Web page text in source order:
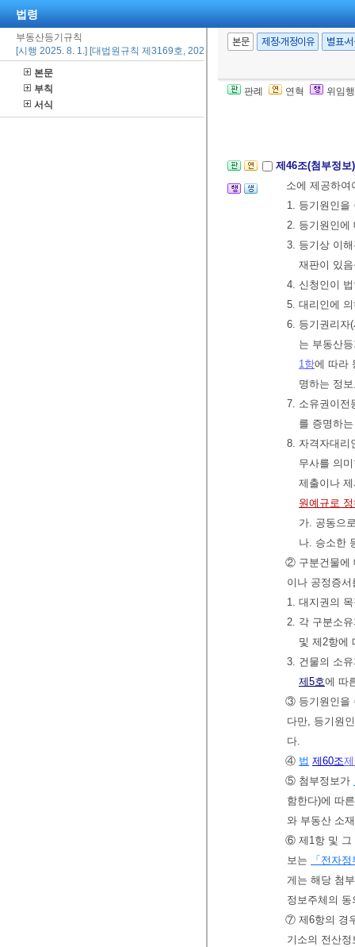
법령
부동산등기규칙
[시행 2025. 8. 1.] [대법원규칙 제3169호, 2024. 11. 29., 일부개정]
본문
부칙
서식
본문 제정·개정이유 별표·
판례 연혁 위임
으로 등기소
등기를 신청
⑤ 등록면허세
제46조(첨부정
소에 제공하
1. 등기원인을
2. 등기원인에
3. 등기상 이
재판이 있
4. 신청인이
5. 대리인에
6. 등기권리자
는 부동산
1항에 따라
명하는 정
7. 소유권이전
를 증명하
8. 자격자대리
무사를 의
제출이나
원예규로
가. 공동으
나. 승소한
② 구분건물에
이나 공정증
1. 대지권의
2. 각 구분소
및 제2항에
3. 건물의 소
제5호에 따
③ 등기원인을
다만, 등기원
다.
④ 법 제60조
⑤ 첨부정보가
함한다)에 따
와 부동산 소
⑥ 제1항 및 그
보는
「전자
게는 해당 첨
정보주체의
⑦ 제6항의 경
기소의 전산